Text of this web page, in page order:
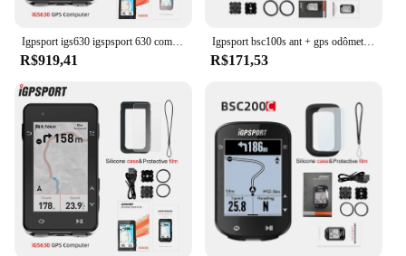
R$919,41
Igpsport bsc100s ant + gps odômetro ciclismo bicicleta computador equitação sem fio velocímetro suporte powermeter 2.6 Polegada tela grande
R$171,53